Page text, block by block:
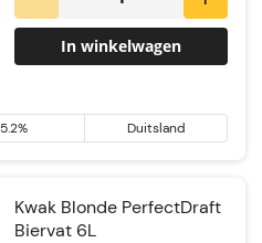
In winkelwagen
5.2% Duitsland
Kwak Blonde PerfectDraft
Biervat 6L